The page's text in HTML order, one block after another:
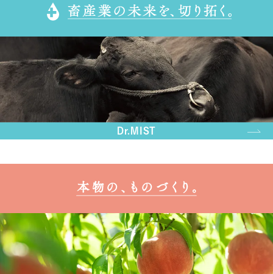
Dr.MIST